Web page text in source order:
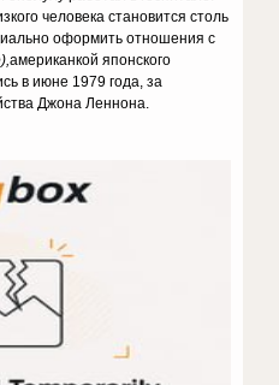
человека становится столь
оформить отношения с
,американкой японского
в июне 1979 года, за
Джона Леннона.